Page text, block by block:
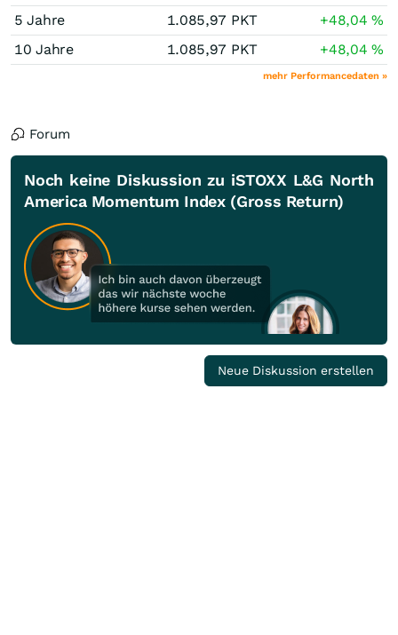
5 Jahre
1.085,97 PKT +48,04%
10 Jahre
1.085,97 PKT +48,04%
mehr Performancedaten »
Forum
Noch keine Diskussion zu iSTOXX L&G North
America Momentum Index (Gross Return)
Neue Diskussion erstellen